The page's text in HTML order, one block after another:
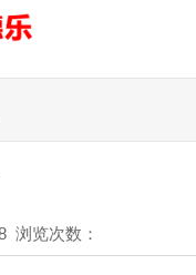
浏览次数：